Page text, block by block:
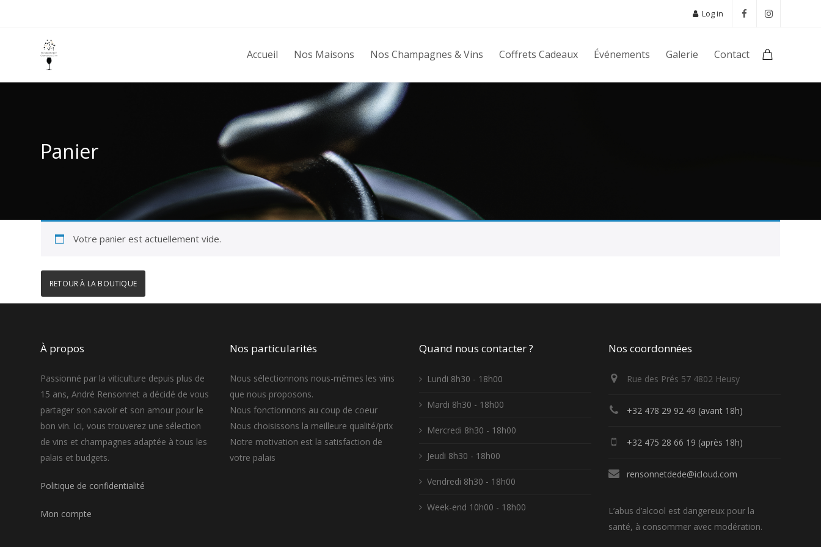
Log in
Accueil Nos Maisons Nos Champagnes & Vins Coffrets Cadeaux Événements Galerie Contact
Panier
Votre panier est actuellement vide.
RETOUR À LA BOUTIQUE
À propos
Passionné par la viticulture depuis plus de
15 ans, André Rensonnet a décidé de vous
partager son savoir et son amour pour le
bon vin. Ici, vous trouverez une sélection
de vins et champagnes adaptée à tous les
palais et budgets.
Politique de confidentialité
Mon compte
Nos particularités
Nous sélectionnons nous-mêmes les vins
que nous proposons.
Nous fonctionnons au coup de coeur
Nous choisissons la meilleure qualité/prix
Notre motivation est la satisfaction de
votre palais
Quand nous contacter ?
Lundi 8h30 - 18h00
Mardi 8h30 - 18h00
Mercredi 8h30 - 18h00
Jeudi 8h30 - 18h00
Vendredi 8h30 - 18h00
Week-end 10h00 - 18h00
Nos coordonnées
Rue des Prés 57 4802 Heusy
+32 478 29 92 49 (avant 18h)
+32 475 28 66 19 (après 18h)
rensonnetdede@icloud.com
L’abus d’alcool est dangereux pour la
santé, à consommer avec modération.